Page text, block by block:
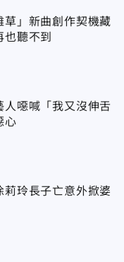
草」新曲創作契機藏
聽不到
人噁喊「我又沒伸舌
心
玲長子亡意外掀婆